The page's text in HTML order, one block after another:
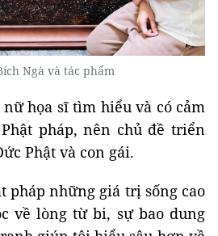
Ngà và tác phẩm
họa sĩ tìm hiểu và có cảm
pháp, nên chủ đề triển
Phật và con gái.
pháp những giá trị sống cao
về lòng từ bi, sự bao dung